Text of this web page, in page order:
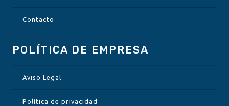
Contacto
POLÍTICA DE EMPRESA
Aviso Legal
Política de privacidad